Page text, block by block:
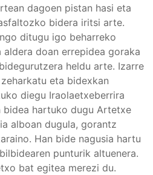
dagoen pistan hasi eta
bidera iritsi arte.
ditugu igo beharreko
aldera doan errepidea goraka
heldu arte. Izarre
eta bidexkan
diegu Iraolaetxeberrira
hartuko dugu Artetxe
alboan dugula, gorantz
Han bide nagusia hartu
punturik altuenera.
bat egitea merezi du.